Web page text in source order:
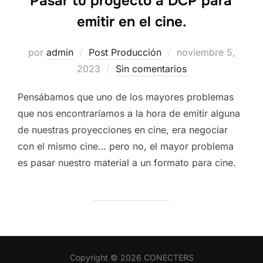
emitir en el cine.
por admin Post Producción
Publicado
el
noviembre 5,
2023
Sin comentarios
Pensábamos que uno de los mayores problemas
que nos encontraríamos a la hora de emitir alguna
de nuestras proyecciones en cine, era negociar
con el mismo cine… pero no, el mayor problema
es pasar nuestro material a un formato para cine.
Copyright © 2026 CONECTERS